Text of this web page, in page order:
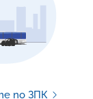
по ЗПК